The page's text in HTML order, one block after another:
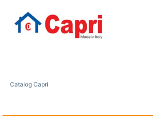
Catalog Capri